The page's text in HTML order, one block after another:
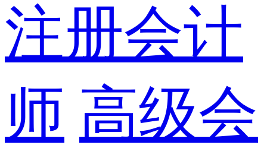
注册会计
师 高级会